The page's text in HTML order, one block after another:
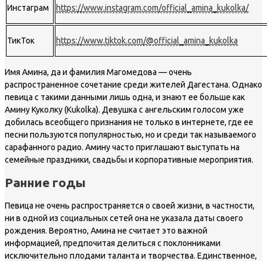
Инстаграм https://www.instagram.com/official_amina_kukolka/
ТикТок https://www.tiktok.com/@official_amina_kukolka
Имя Амина, да и фамилия Магомедова — очень
распространенное сочетание среди жителей Дагестана. Однако
певица с такими данными лишь одна, и знают ее больше как
Амину Куколку (Kukolka). Девушка с ангельским голосом уже
добилась всеобщего признания не только в интернете, где ее
песни пользуются популярностью, но и среди так называемого
сарафанного радио. Амину часто приглашают выступать на
семейные праздники, свадьбы и корпоративные мероприятия.
Ранние годы
Певица не очень распространяется о своей жизни, в частности,
ни в одной из социальных сетей она не указала даты своего
рождения. Вероятно, Амина не считает это важной
информацией, предпочитая делиться с поклонниками
исключительно плодами таланта и творчества. Единственное,